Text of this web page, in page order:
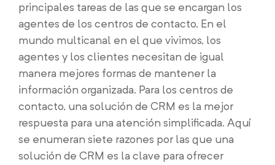
principales tareas de las que se encargan los
agentes de los centros de contacto. En el
mundo multicanal en el que vivimos, los
agentes y los clientes necesitan de igual
manera mejores formas de mantener la
información organizada. Para los centros de
contacto, una solución de CRM es la mejor
respuesta para una atención simplificada. Aquí
se enumeran siete razones por las que una
solución de CRM es la clave para ofrecer